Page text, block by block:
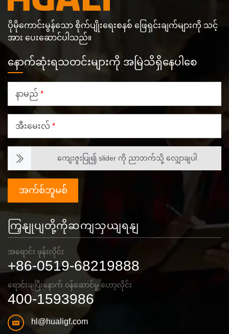
ပိုမိုကောင်းမွန်သော စိုက်ပျိုးရေးစနစ် ဖြေရှင်းချက်များကို သင့်
အား ပေးဆောင်ပါသည်။
နောက်ဆုံးရသတင်းများကို အမြဲသိရှိနေပါစေ
နာမည် *
အီးမေးလ် *
ကျေးဇူးပြု၍ slider ကို ညာဘက်သို့ လျှောချပါ
အက်စ်ဘူမစ်
ကြှနျုပျတို့ကိုဆကျသှယျရနျ
အရောင်း ဖုန်းလိုင်း
+86-0519-68219888
ရောင်းချပြီးနောက် ဝန်ဆောင်မှု ဟော့လိုင်း
400-1593986
hl@hualigf.com